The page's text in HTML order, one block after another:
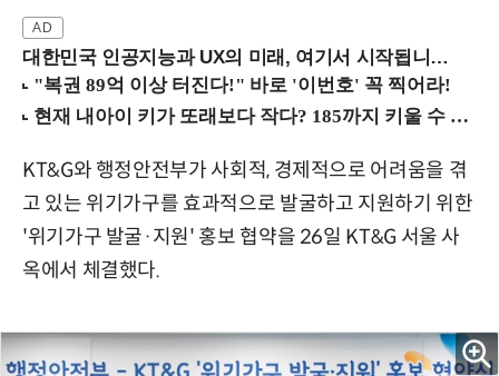
대한민국 인공지능과 UX의 미래, 여기서 시작됩니다! (9/2 강남역)
KT&G와 행정안전부가 사회적, 경제적으로 어려움을 겪
고 있는 위기가구를 효과적으로 발굴하고 지원하기 위한
'위기가구 발굴·지원' 홍보 협약을 26일 KT&G 서울 사
옥에서 체결했다.